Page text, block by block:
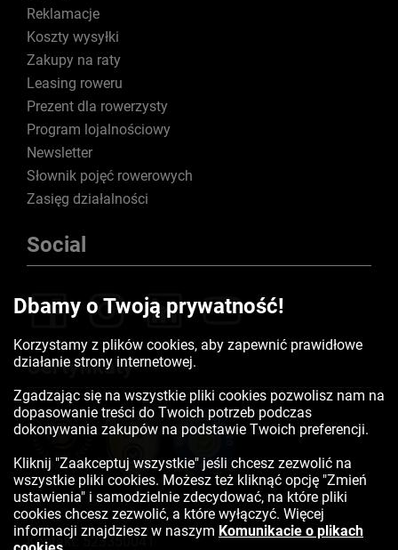
Reklamacje
Koszty wysyłki
Zakupy na raty
Leasing roweru
Prezent dla rowerzysty
Program lojalnościowy
Newsletter
Słownik pojęć rowerowych
Zasięg działalności
Social
Certyfikaty
Kontakt:523350041
Dbamy o Twoją prywatność!
Korzystamy z plików cookies, aby zapewnić prawidłowe
działanie strony internetowej.
Zgadzając się na wszystkie pliki cookies pozwolisz nam na
dopasowanie treści do Twoich potrzeb podczas
dokonywania zakupów na podstawie Twoich preferencji.
Kliknij "Zaakceptuj wszystkie" jeśli chcesz zezwolić na
wszystkie pliki cookies. Możesz też kliknąć opcję "Zmień
ustawienia" i samodzielnie zdecydować, na które pliki
cookies chcesz zezwolić, a które wyłączyć. Więcej
informacji znajdziesz w naszym Komunikacie o plikach